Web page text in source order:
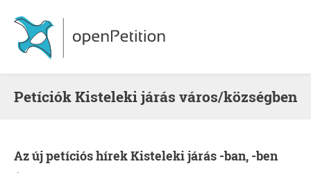
Petíciók Kisteleki járás város/községben
Az új petíciós hírek Kisteleki járás -ban, -ben